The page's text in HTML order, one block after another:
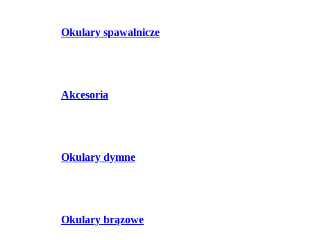
Okulary spawalnicze
Akcesoria
Okulary dymne
Okulary brązowe